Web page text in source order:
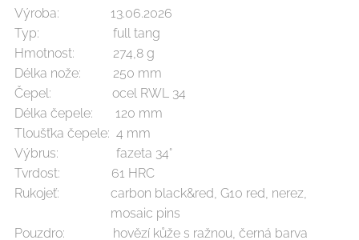
Výroba: 13.06.2026
Typ: full tang
Hmotnost: 274,8 g
Délka nože: 250 mm
Čepel: ocel RWL 34
Délka čepele: 120 mm
Tloušťka čepele: 4 mm
Výbrus: fazeta 34°
Tvrdost: 61 HRC
Rukojeť: carbon black&red, G10 red, nerez,
mosaic pins
Pouzdro: hovězí kůže s ražnou, černá barva